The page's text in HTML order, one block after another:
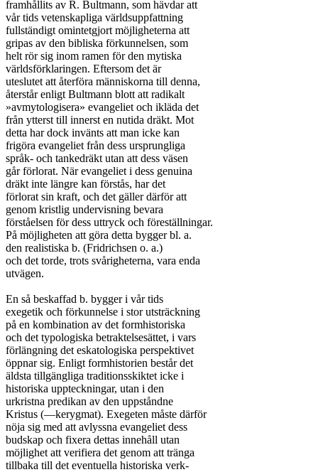
framhållits av R. Bultmann, som hävdar att
vår tids vetenskapliga världsuppfattning
fullständigt omintetgjort möjligheterna att
gripas av den bibliska förkunnelsen, som
helt rör sig inom ramen för den mytiska
världsförklaringen. Eftersom det är
uteslutet att återföra människorna till denna,
återstår enligt Bultmann blott att radikalt
»avmytologisera» evangeliet och ikläda det
från ytterst till innerst en nutida dräkt. Mot
detta har dock invänts att man icke kan
frigöra evangeliet från dess ursprungliga
språk- och tankedräkt utan att dess väsen
går förlorat. När evangeliet i dess genuina
dräkt inte längre kan förstås, har det
förlorat sin kraft, och det gäller därför att
genom kristlig undervisning bevara
förståelsen för dess uttryck och föreställningar.
På möjligheten att göra detta bygger bl. a.
den realistiska b. (Fridrichsen o. a.)
och det torde, trots svårigheterna, vara enda
utvägen.
En så beskaffad b. bygger i vår tids
exegetik och förkunnelse i stor utsträckning
på en kombination av det formhistoriska
och det typologiska betraktelsesättet, i vars
förlängning det eskatologiska perspektivet
öppnar sig. Enligt formhistorien består det
äldsta tillgängliga traditionsskiktet icke i
historiska uppteckningar, utan i den
urkristna predikan av den uppståndne
Kristus (—kerygmat). Exegeten måste därför
nöja sig med att avlyssna evangeliet dess
budskap och fixera dettas innehåll utan
möjlighet att verifiera det genom att tränga
tillbaka till det eventuella historiska verk-